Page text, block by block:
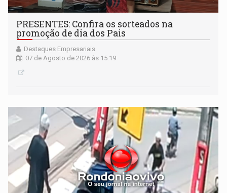
PRESENTES: Confira os sorteados na
promoção de dia dos Pais
Destaques Empresariais
07 de Agosto de 2026 às 15:19